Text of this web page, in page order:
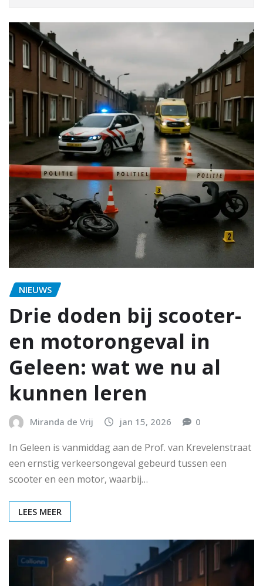
NIEUWS
Drie doden bij scooter-
en motorongeval in
Geleen: wat we nu al
kunnen leren
Miranda de Vrij jan 15, 2026 0
In Geleen is vanmiddag aan de Prof. van Krevelenstraat
een ernstig verkeersongeval gebeurd tussen een
scooter en een motor, waarbij…
LEES MEER